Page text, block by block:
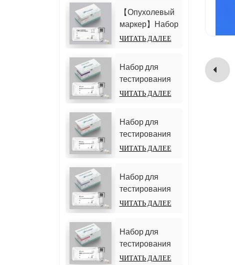
хемилюминесцентный
иммуноанализ)
фетопротеина
(АФП)
(гомогенный
иммуноанализ)
【Опухолевый
маркер】Набор
для
карциноэмбрионального
антигена (CEA)
(гомогенный
хемилюминесцентный
ЧИТАТЬ ДАЛЕЕ
Набор для
тестирования
D-димера
иммуноанализ)
ЧИТАТЬ ДАЛЕЕ
Набор для
тестирования
25-гидрокси
хемилюминесцентный
иммуноанализ))
ЧИТАТЬ ДАЛЕЕ
Набор для
тестирования
тестостерона
ЧИТАТЬ ДАЛЕЕ
Набор для
тестирования
фолликулостимулирующего
ЧИТАТЬ ДАЛЕЕ